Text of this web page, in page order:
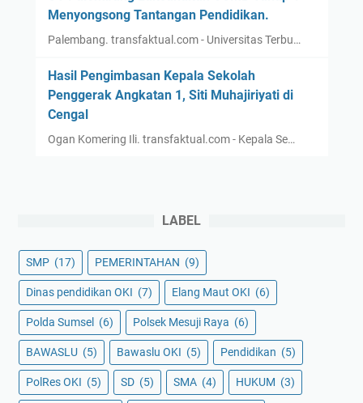
Menyongsong Tantangan Pendidikan.
Palembang. transfaktual.com - Universitas Terbu…
Hasil Pengimbasan Kepala Sekolah
Penggerak Angkatan 1, Siti Muhajiriyati di
Cengal
Ogan Komering Ili. transfaktual.com - Kepala Se…
LABEL
SMP (17) PEMERINTAHAN (9)
Dinas pendidikan OKI (7) Elang Maut OKI (6)
Polda Sumsel (6) Polsek Mesuji Raya (6)
BAWASLU (5) Bawaslu OKI (5) Pendidikan (5)
PolRes OKI (5) SD (5) SMA (4) HUKUM (3)